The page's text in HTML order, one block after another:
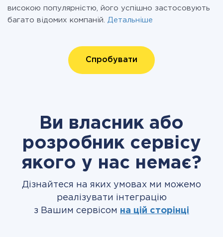
високою популярністю, його успішно застосовують
багато відомих компаній. Детальніше
Спробувати
Ви власник або
розробник сервісу
якого у нас немає?
Дізнайтеся на яких умовах ми можемо
реалізувати інтеграцію
з Вашим сервісом на цій сторінці